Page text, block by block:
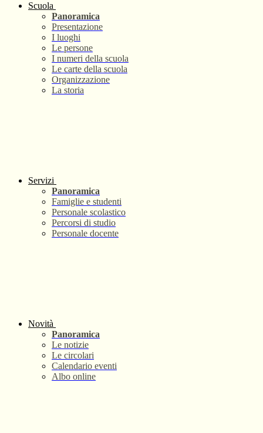
Scuola
Panoramica
Presentazione
I luoghi
Le persone
I numeri della scuola
Le carte della scuola
Organizzazione
La storia
Servizi
Panoramica
Famiglie e studenti
Personale scolastico
Percorsi di studio
Personale docente
Novità
Panoramica
Le notizie
Le circolari
Calendario eventi
Albo online